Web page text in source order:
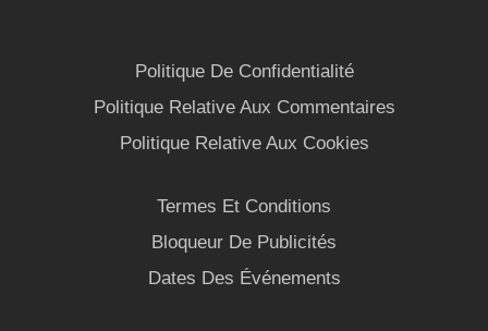
Politique De Confidentialité
Politique Relative Aux Commentaires
Politique Relative Aux Cookies
Termes Et Conditions
Bloqueur De Publicités
Dates Des Événements